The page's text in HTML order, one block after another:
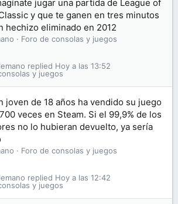
jugar una partida de League of
y que te ganen en tres minutos
hechizo eliminado en 2012
Foro de consolas y juegos
y juegos
Hoy a las 13:52
joven de 18 años ha vendido su juego
veces en Steam. Si el 99,9% de los
no lo hubieran devuelto, ya sería
Foro de consolas y juegos
y juegos
Hoy a las 12:42